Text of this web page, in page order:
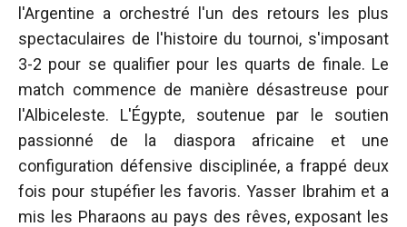
l'Argentine a orchestré l'un des retours les plus
spectaculaires de l'histoire du tournoi, s'imposant
3-2 pour se qualifier pour les quarts de finale. Le
match commence de manière désastreuse pour
l'Albiceleste. L'Égypte, soutenue par le soutien
passionné de la diaspora africaine et une
configuration défensive disciplinée, a frappé deux
fois pour stupéfier les favoris. Yasser Ibrahim et a
mis les Pharaons au pays des rêves, exposant les